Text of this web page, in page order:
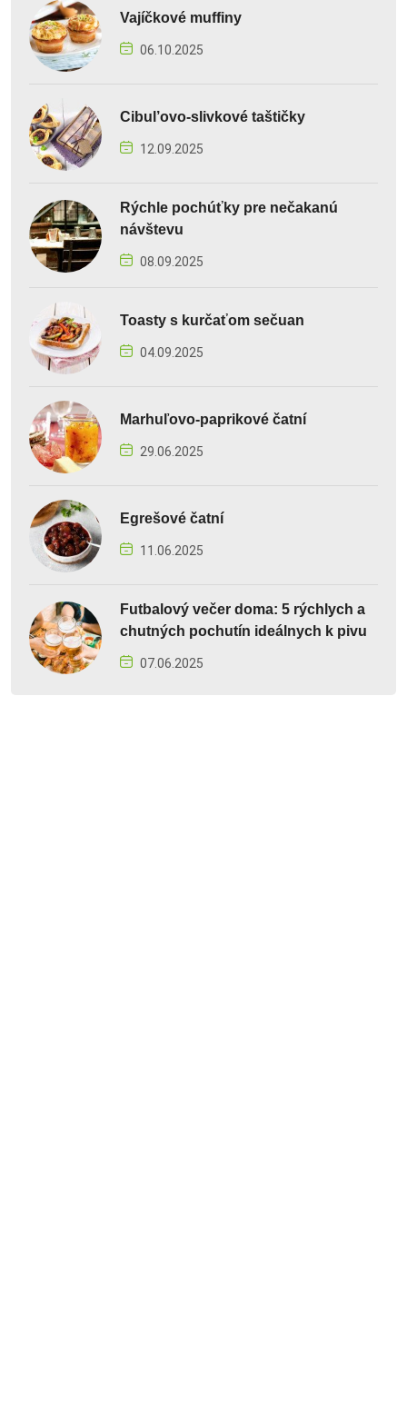
Vajíčkové muffiny
06.10.2025
Cibul’ovo-slivkové taštičky
12.09.2025
Rýchle pochúťky pre nečakanú
návštevu
08.09.2025
Toasty s kurčaťom sečuan
04.09.2025
Marhuľovo-paprikové čatní
29.06.2025
Egrešové čatní
11.06.2025
Futbalový večer doma: 5 rýchlych a
chutných pochutín ideálnych k pivu
07.06.2025